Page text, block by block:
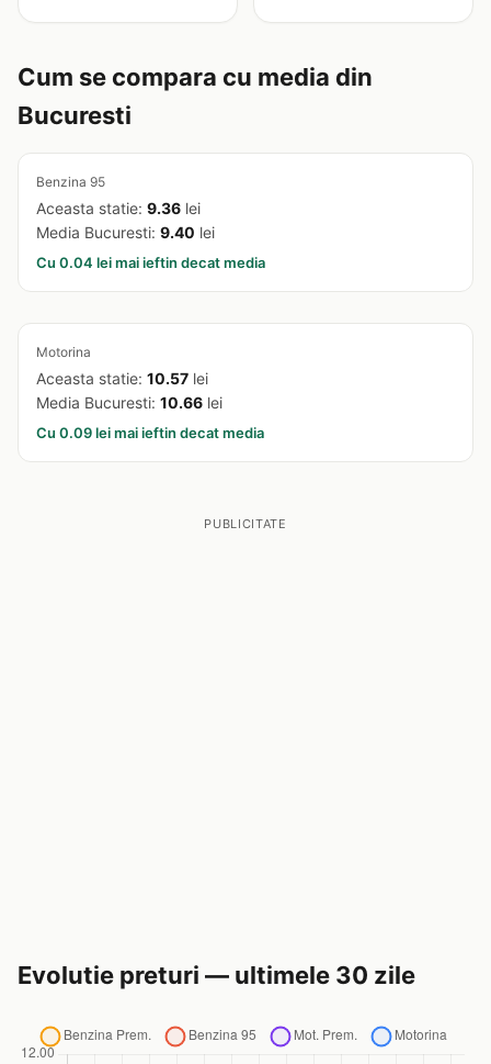
Cum se compara cu media din
Bucuresti
Benzina 95
Aceasta statie: 9.36 lei
Media Bucuresti: 9.40 lei
Cu 0.04 lei mai ieftin decat media
Motorina
Aceasta statie: 10.57 lei
Media Bucuresti: 10.66 lei
Cu 0.09 lei mai ieftin decat media
PUBLICITATE
Evolutie preturi — ultimele 30 zile